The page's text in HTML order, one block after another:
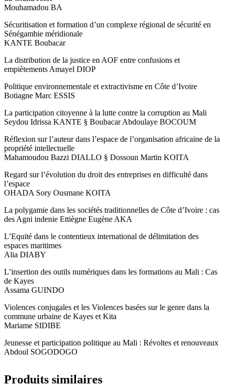
Mouhamadou BA
Sécuritisation et formation d’un complexe régional de sécurité en
Sénégambie méridionale
KANTE Boubacar
La distribution de la justice en AOF entre confusions et
empiètements Amayel DIOP
Politique environnementale et extractivisme en Côte d’Ivoire
Botiagne Marc ESSIS
La participation citoyenne à la lutte contre la corruption au Mali
Seydou Idrissa KANTE § Boubacar Abdoulaye BOCOUM
Réflexion sur l’auteur dans l’espace de l’organisation africaine de la
propriété intellectuelle
Mahamoudou Bazzi DIALLO § Dossoun Martin KOITA
Regard sur l’évolution du droit des entreprises en difficulté dans
l’espace
OHADA Sory Ousmane KOITA
La polygamie dans les sociétés traditionnelles de Côte d’Ivoire : cas
des Agni indenie Ettiègne Eugène AKA
L’Equité dans le contentieux international de délimitation des
espaces maritimes
Alia DIABY
L’insertion des outils numériques dans les formations au Mali : Cas
de Kayes
Assama GUINDO
Violences conjugales et les Violences basées sur le genre dans la
commune urbaine de Kayes et Kita
Mariame SIDIBE
Jeunesse et participation politique au Mali : Révoltes et renouveaux
Abdoul SOGODOGO
Produits similaires